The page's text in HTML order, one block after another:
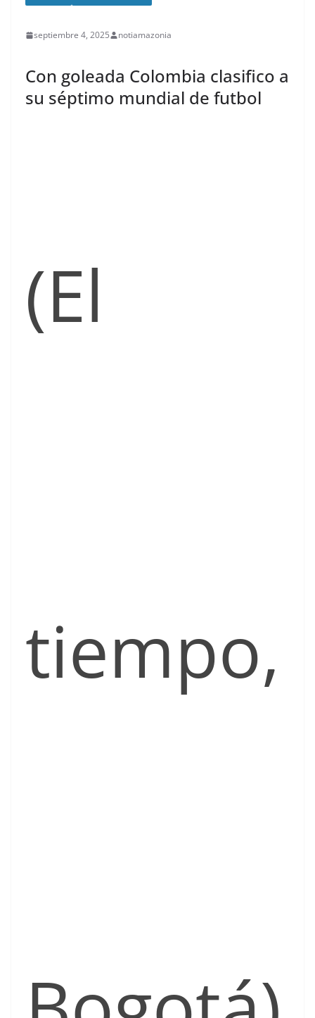
septiembre 4, 2025 notiamazonia
Con goleada Colombia clasifico a
su séptimo mundial de futbol
(El
tiempo,